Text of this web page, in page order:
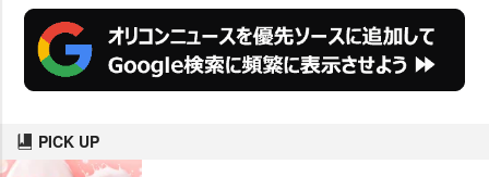
PICK UP